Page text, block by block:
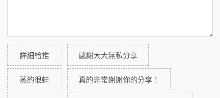
詳細給推 感謝大大無私分享
蒸的很蚌 真的非常謝謝你的分享！